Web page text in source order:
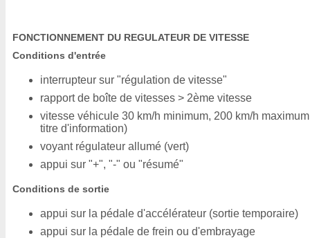
FONCTIONNEMENT DU REGULATEUR DE VITESSE
Conditions d'entrée
interrupteur sur "régulation de vitesse"
rapport de boîte de vitesses > 2ème vitesse
vitesse véhicule 30 km/h minimum, 200 km/h
titre d'information)
voyant régulateur allumé (vert)
appui sur "+", "-" ou "résumé"
Conditions de sortie
appui sur la pédale d'accélérateur (sortie temporaire)
appui sur la pédale de frein ou d'embrayage